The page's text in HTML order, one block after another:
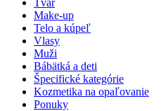
Tvár
Make-up
Telo a kúpeľ
Vlasy
Muži
Bábätká a deti
Špecifické kategórie
Kozmetika na opaľovanie
Ponuky